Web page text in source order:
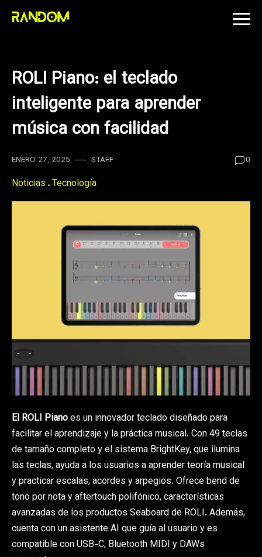
Skip
ROLI Piano: el teclado
inteligente para aprender
música con facilidad
ENERO 27, 2025 STAFF 0
Noticias Tecnología
El ROLI Pianoes un innovador teclado diseñado para
facilitar el aprendizaje y la práctica musical. Con 49 teclas
de tamaño completo y el sistema BrightKey, que ilumina
las teclas, ayuda a los usuarios a aprender teoría musical
y practicar escalas, acordes y arpegios. Ofrece bend de
tono por nota y aftertouch polifónico, características
avanzadas de los productos Seaboard de ROLI. Además,
cuenta con un asistente AI que guía al usuario y es
compatible con USB-C, Bluetooth MIDI y DAWs